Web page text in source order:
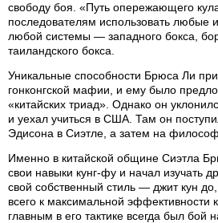
свободу боя. «Путь опережающего
последователям использовать любые
любой системы — западного бокса,
таиландского бокса.
Уникальные способности Брюса Ли
гонконгской мафии, и ему было
«китайских триад». Однако он
и уехал учиться в США. Там он
Эдисона в Сиэтле, а затем на
Именно в китайской общине Сиэтла
свои навыки кунг-фу и начал изучать
свой собственный стиль — джит кун
всего к максимальной эффективности
главным в его тактике всегда был бой